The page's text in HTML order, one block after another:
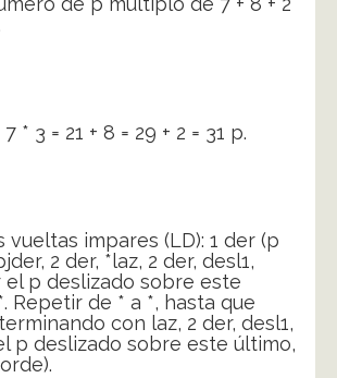
* 3 = 21 + 8 = 29 + 2 = 31 p.
vueltas impares (LD): 1 der (p
2 der, *laz, 2 der, desl1,
el p deslizado sobre este
Repetir de * a *, hasta que
con laz, 2 der, desl1,
p deslizado sobre este último,